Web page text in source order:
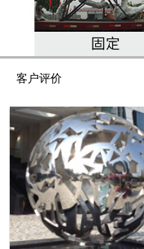
客户评价